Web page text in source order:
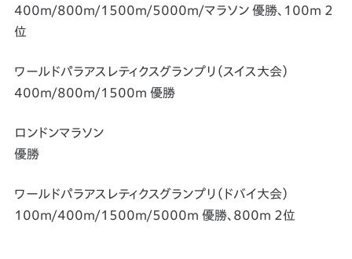
400m/800m/1500m/5000m/マラソン 優勝、100m 2
位
ワールドパラアスレティクスグランプリ（スイス大会）
400m/800m/1500m 優勝
ロンドンマラソン
優勝
ワールドパラアスレティクスグランプリ（ドバイ大会）
100m/400m/1500m/5000m 優勝、800m 2位